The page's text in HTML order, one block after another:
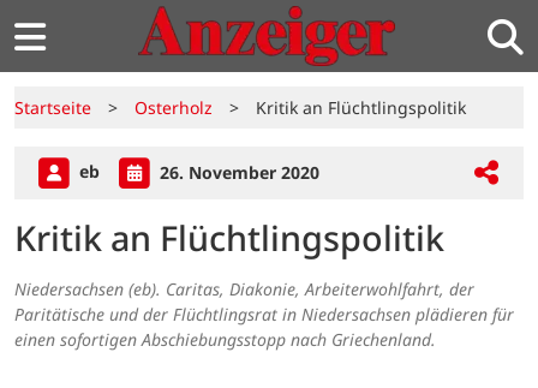
Startseite > Osterholz > Kritik an Flüchtlingspolitik
eb 26. November 2020
Kritik an Flüchtlingspolitik
Niedersachsen (eb). Caritas, Diakonie, Arbeiterwohlfahrt, der
Paritätische und der Flüchtlingsrat in Niedersachsen plädieren für
einen sofortigen Abschiebungsstopp nach Griechenland.